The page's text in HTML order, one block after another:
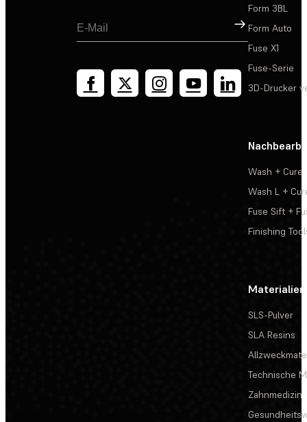
Registrieren
Form 3BL
Form Auto
Fuse X1
Fuse-Serie
3D-Drucker
Wash + Cure
Wash L +
Fuse Sift +
Finishing
Materialien
SLS-Pulver
SLA Resins
Technische
Zahnmedizin